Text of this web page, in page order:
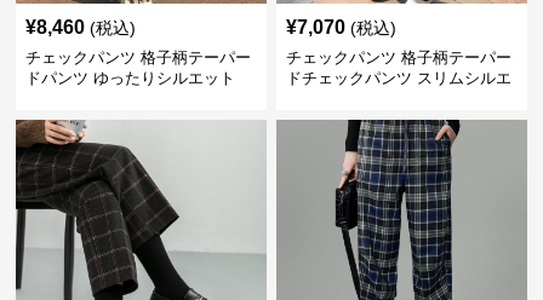
¥8,460 (税込)
チェックパンツ 格子柄テーパー
ドパンツ ゆったりシルエット
¥7,070 (税込)
チェックパンツ 格子柄テーパー
ドチェックパンツ スリムシルエ